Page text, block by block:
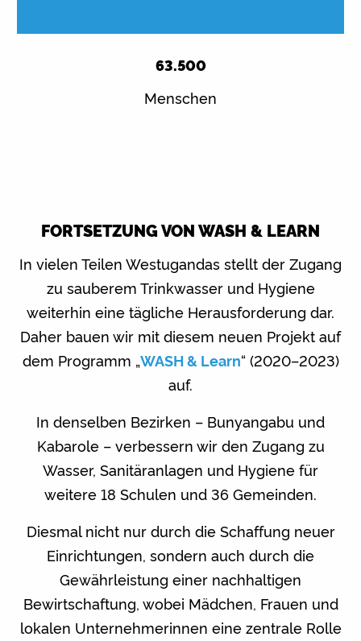
63.500
Menschen
FORTSETZUNG VON WASH & LEARN
In vielen Teilen Westugandas stellt der Zugang
zu sauberem Trinkwasser und Hygiene
weiterhin eine tägliche Herausforderung dar.
Daher bauen wir mit diesem neuen Projekt auf
dem Programm „WASH & Learn“ (2020–2023)
auf.
In denselben Bezirken – Bunyangabu und
Kabarole – verbessern wir den Zugang zu
Wasser, Sanitäranlagen und Hygiene für
weitere 18 Schulen und 36 Gemeinden.
Diesmal nicht nur durch die Schaffung neuer
Einrichtungen, sondern auch durch die
Gewährleistung einer nachhaltigen
Bewirtschaftung, wobei Mädchen, Frauen und
lokalen Unternehmerinnen eine zentrale Rolle